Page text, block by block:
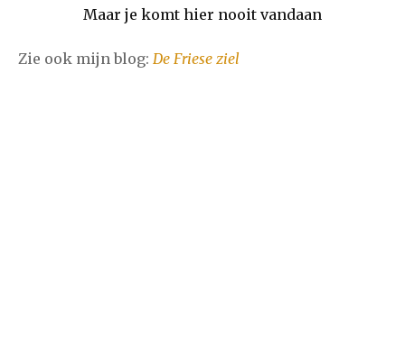
Maar je komt hier nooit vandaan
Zie ook mijn blog: De Friese ziel